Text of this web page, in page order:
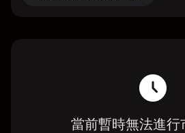
當前暫時無法進行